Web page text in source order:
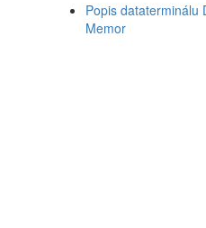
Popis dataterminálu
Memor